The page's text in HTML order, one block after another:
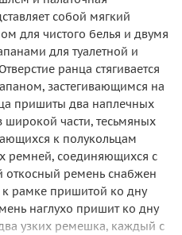
собой мягкий
для чистого белья и двумя
для туалетной и
ранца стягивается
застегивающимся на
пришиты два наплечных
части, тесьмяных
к полукольцам
ремней, соединяющихся с
ремень снабжен
рамке пришитой ко дну
наглухо пришит ко дну
узких ремешка, каждый с